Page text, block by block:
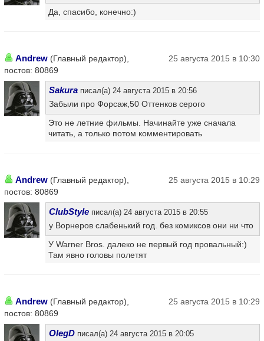
Да, спасибо, конечно:)
Andrew (Главный редактор),
постов: 80869
25 августа 2015 в 10:30
Sakura писал(а) 24 августа 2015 в 20:56
Забыли про Форсаж,50 Оттенков серого
Это не летние фильмы. Начинайте уже сначала
читать, а только потом комментировать
Andrew (Главный редактор),
постов: 80869
25 августа 2015 в 10:29
ClubStyle писал(а) 24 августа 2015 в 20:55
у Ворнеров слабенький год. без комиксов они ни что
У Warner Bros. далеко не первый год провальный:)
Там явно головы полетят
Andrew (Главный редактор),
постов: 80869
25 августа 2015 в 10:29
OlegD писал(а) 24 августа 2015 в 20:05